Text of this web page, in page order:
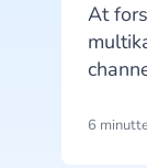
At
6